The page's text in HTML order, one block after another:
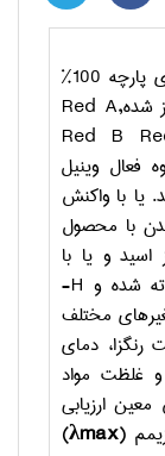
در این مقاله، متغیرهای رنگرزی برای رنگرزی پارچه 100%
شدهRed A,
Red B
فعال وینیل
یا با واکنش
با محصول
اسید و یا با
شده و H
-
مختلف
رنگزا، دمای
و غلظت مواد
ارزیابی
(
λmax
)